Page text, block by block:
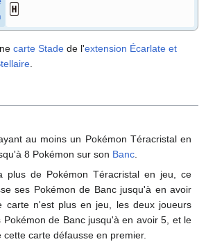
carte Stade de l'extension Écarlate et
au moins un Pokémon Téracristal en
8 Pokémon sur son Banc.
plus de Pokémon Téracristal en jeu, ce
ses Pokémon de Banc jusqu'à en avoir
carte n'est plus en jeu, les deux joueurs
Pokémon de Banc jusqu'à en avoir 5, et le
cette carte défausse en premier.